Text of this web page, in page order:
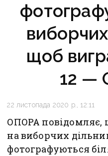
щоб
12 —
22 листопада 2020 р., 12:11
ОПОРА повідомляє,
на виборчих
фотографуються